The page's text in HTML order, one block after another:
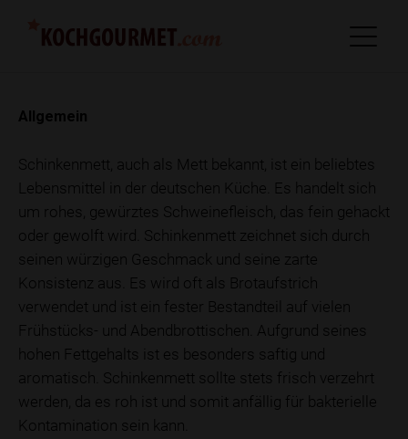
Allgemein
Schinkenmett, auch als Mett bekannt, ist ein beliebtes
Lebensmittel in der deutschen Küche. Es handelt sich
um rohes, gewürztes Schweinefleisch, das fein gehackt
oder gewolft wird. Schinkenmett zeichnet sich durch
seinen würzigen Geschmack und seine zarte
Konsistenz aus. Es wird oft als Brotaufstrich
verwendet und ist ein fester Bestandteil auf vielen
Frühstücks- und Abendbrottischen. Aufgrund seines
hohen Fettgehalts ist es besonders saftig und
aromatisch. Schinkenmett sollte stets frisch verzehrt
werden, da es roh ist und somit anfällig für bakterielle
Kontamination sein kann.